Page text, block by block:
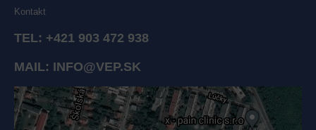
Kontakt
TEL: +421 903 472 938
MAIL: INFO@VEP.SK